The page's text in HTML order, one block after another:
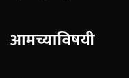
आमच्याविषयी